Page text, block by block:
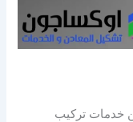
خدمات تركيب